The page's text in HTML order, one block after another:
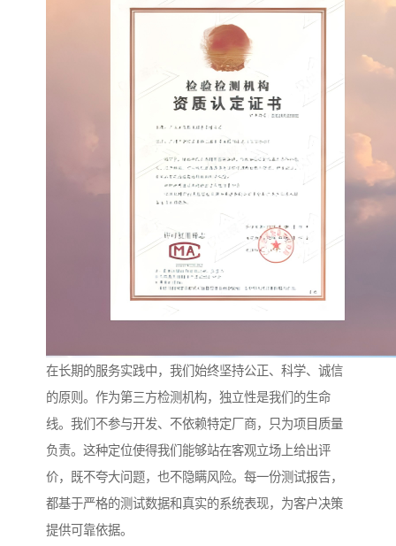
在长期的服务实践中，我们始终坚持公正、科学、诚信
的原则。作为第三方检测机构，独立性是我们的生命
线。我们不参与开发、不依赖特定厂商，只为项目质量
负责。这种定位使得我们能够站在客观立场上给出评
价，既不夸大问题，也不隐瞒风险。每一份测试报告，
都基于严格的测试数据和真实的系统表现，为客户决策
提供可靠依据。